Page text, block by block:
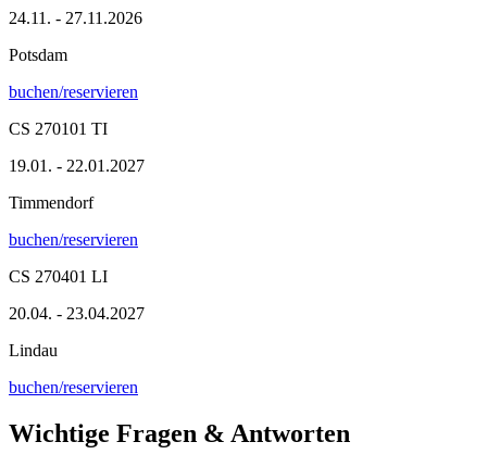
24.11. - 27.11.2026
Potsdam
buchen/reservieren
CS 270101 TI
19.01. - 22.01.2027
Timmendorf
buchen/reservieren
CS 270401 LI
20.04. - 23.04.2027
Lindau
buchen/reservieren
Wichtige Fragen & Antworten